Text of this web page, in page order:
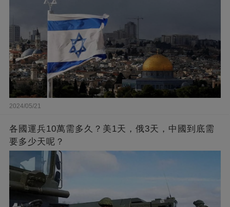
2024/05/21
各國運兵10萬需多久？美1天，俄3天，中國到底需
要多少天呢？